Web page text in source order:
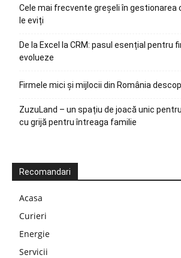
Cele mai frecvente greșeli în gestionarea
le eviți
De la Excel la CRM: pasul esențial pentru
evolueze
Firmele mici și mijlocii din România
ZuzuLand – un spațiu de joacă unic
cu grijă pentru întreaga familie
Recomandari
Acasa
Curieri
Energie
Servicii